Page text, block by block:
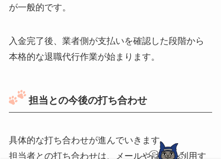
が一般的です。
入金完了後、業者側が支払いを確認した段階から
本格的な退職代行作業が始まります。
担当との今後の打ち合わせ
具体的な打ち合わせが進んでいきます。
担当者との打ち合わせは、メールやLINEを利用す